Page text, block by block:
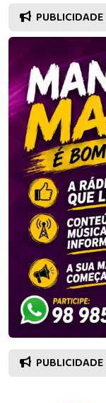
PUBLICIDADE
PUBLICIDADE